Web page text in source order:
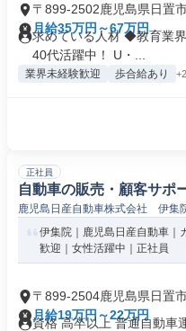
〒899-2502鹿児島県日置
月給35万円～67万円
求めている人材 ◆教育業
40代活躍中！ U・...
業界未経験歓迎 歩合給あり
正社員
自動車の販売・顧客サポ
鹿児島日産自動車株式会社 伊集
伊集院｜鹿児島日産自動車｜
歓迎｜女性活躍中｜正社員
〒899-2504鹿児島県日置
月給19万円～22万円
資格 高卒以上 普通自動車